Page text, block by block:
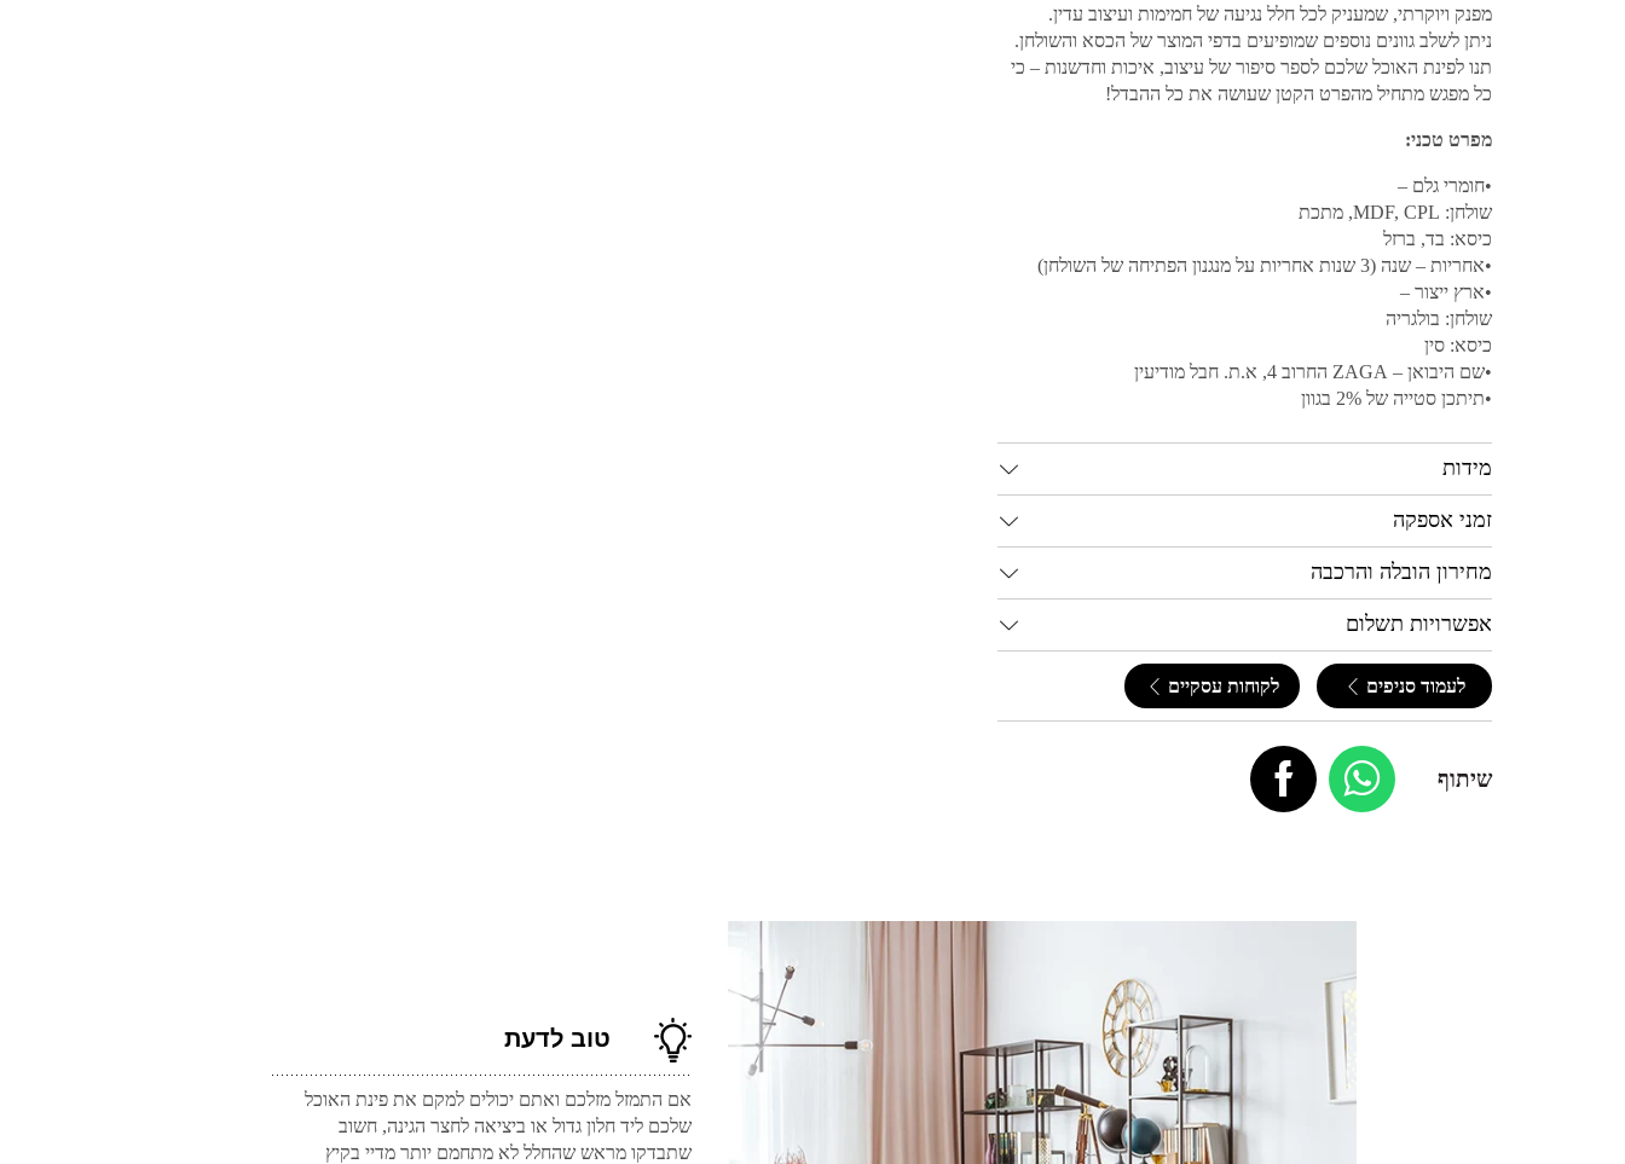
מפנק ויוקרתי, שמעניק לכל חלל נגיעה של חמימות ועיצוב עדין.
ניתן לשלב גוונים נוספים שמופיעים בדפי המוצר של הכסא והשולחן.
תנו לפינת האוכל שלכם לספר סיפור של עיצוב, איכות וחדשנות – כי
כל מפגש מתחיל מהפרט הקטן שעושה את כל ההבדל!
מפרט טכני:
•חומרי גלם –
שולחן: MDF, CPL, מתכת
כיסא: בד, ברזל
•אחריות – שנה (3 שנות אחריות על מנגנון הפתיחה של השולחן)
•ארץ ייצור –
שולחן: בולגריה
כיסא: סין
•שם היבואן – ZAGA החרוב 4, א.ת. חבל מודיעין
•תיתכן סטייה של 2% בגוון
מידות
זמני אספקה
מחירון הובלה והרכבה
אפשרויות תשלום
לעמוד סניפים לקוחות עסקיים
שיתוף
טוב לדעת
אם התמזל מזלכם ואתם יכולים למקם את פינת האוכל
שלכם ליד חלון גדול או ביציאה לחצר הגינה, חשוב
שתבדקו מראש שהחלל לא מתחמם יותר מדיי בקיץ